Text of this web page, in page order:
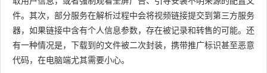
件。其次，部分服务在解析过程中会将视频链接提交到第三方服务
器，如果链接中含有个人信息参数，存在被记录和转售的可能。还
有一种情况是，下载到的文件被二次封装，携带推广标识甚至恶意
代码，在电脑端尤其需要小心。